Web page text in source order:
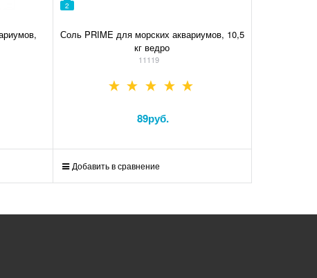
2
Соль PRIME для морских аквариумов, 10,5
кг ведро
11119
89руб.
Добавить в сравнение